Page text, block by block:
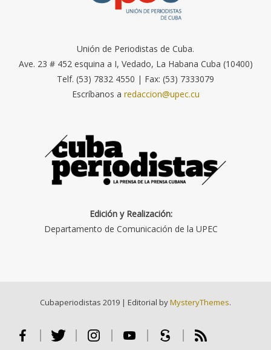
Unión de Periodistas de Cuba.
Ave. 23 # 452 esquina a I, Vedado, La Habana Cuba (10400)
Telf. (53) 7832 4550 | Fax: (53) 7333079
Escríbanos a redaccion@upec.cu
Edición y Realización:
Departamento de Comunicación de la UPEC
Cubaperiodistas 2019 | Editorial byMysteryThemes.
Facebook Twitter Instagram Youtube Scribd RSS